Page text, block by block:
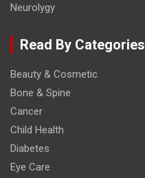
Neurolygy
Read By Categories
Beauty & Cosmetic
Bone & Spine
Cancer
Child Health
Diabetes
Eye Care